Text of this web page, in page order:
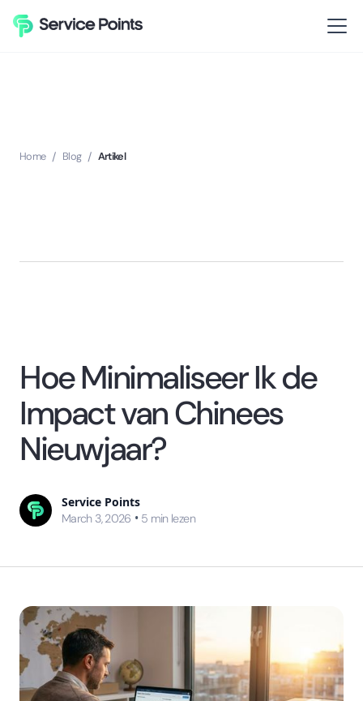
Home / Blog / Artikel
Hoe Minimaliseer Ik de
Impact van Chinees
Nieuwjaar?
Service Points
March 3, 2026 • 5 min lezen